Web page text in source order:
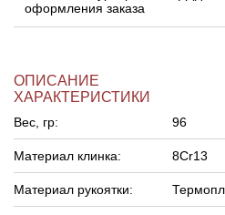
оформления заказа
ОПИСАНИЕ
ХАРАКТЕРИСТИКИ
Вес, гр: 96
Материал клинка: 8Cr13
Материал рукоятки: